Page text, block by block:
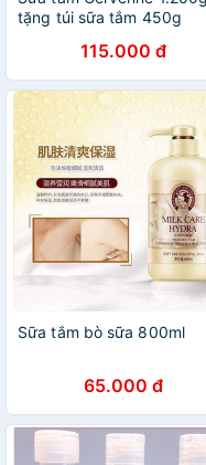
tặng túi sữa tắm 450g
115.000 đ
Sữa tắm bò sữa 800ml
65.000 đ